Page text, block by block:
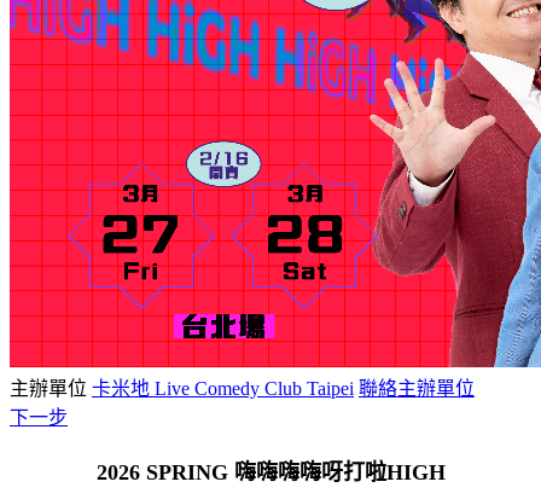
主辦單位 卡米地 Live Comedy Club Taipei 聯絡主辦單位
下一步
2026 SPRING 嗨嗨嗨嗨呀打啦HIGH